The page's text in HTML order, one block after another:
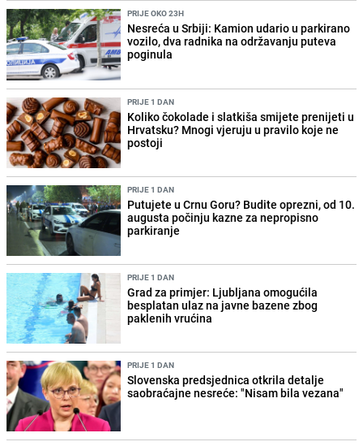
PRIJE OKO 23H
Nesreća u Srbiji: Kamion udario u parkirano
vozilo, dva radnika na održavanju puteva
poginula
PRIJE 1 DAN
Koliko čokolade i slatkiša smijete prenijeti u
Hrvatsku? Mnogi vjeruju u pravilo koje ne
postoji
PRIJE 1 DAN
Putujete u Crnu Goru? Budite oprezni, od 10.
augusta počinju kazne za nepropisno
parkiranje
PRIJE 1 DAN
Grad za primjer: Ljubljana omogućila
besplatan ulaz na javne bazene zbog
paklenih vrućina
PRIJE 1 DAN
Slovenska predsjednica otkrila detalje
saobraćajne nesreće: "Nisam bila vezana"